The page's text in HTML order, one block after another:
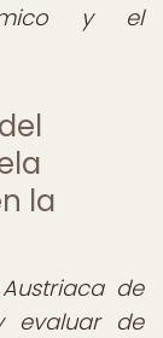
y el
la
de
evaluar de